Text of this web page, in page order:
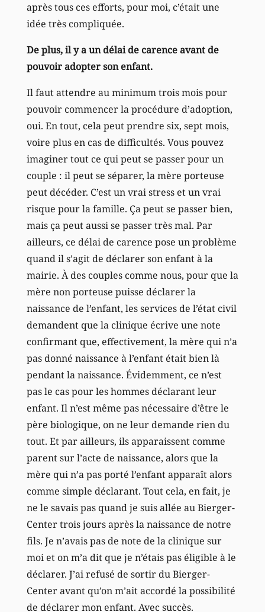
après tous ces efforts, pour moi, c’était une
idée très compliquée.
De plus, il y a un délai de carence avant de
pouvoir adopter son enfant.
Il faut attendre au minimum trois mois pour
pouvoir commencer la procédure d’adoption,
oui. En tout, cela peut prendre six, sept mois,
voire plus en cas de difficultés. Vous pouvez
imaginer tout ce qui peut se passer pour un
couple : il peut se séparer, la mère porteuse
peut décéder. C’est un vrai stress et un vrai
risque pour la famille. Ça peut se passer bien,
mais ça peut aussi se passer très mal. Par
ailleurs, ce délai de carence pose un problème
quand il s’agit de déclarer son enfant à la
mairie. À des couples comme nous, pour que la
mère non porteuse puisse déclarer la
naissance de l’enfant, les services de l’état civil
demandent que la clinique écrive une note
confirmant que, effectivement, la mère qui n’a
pas donné naissance à l’enfant était bien là
pendant la naissance. Évidemment, ce n’est
pas le cas pour les hommes déclarant leur
enfant. Il n’est même pas nécessaire d’être le
père biologique, on ne leur demande rien du
tout. Et par ailleurs, ils apparaissent comme
parent sur l’acte de naissance, alors que la
mère qui n’a pas porté l’enfant apparaît alors
comme simple déclarant. Tout cela, en fait, je
ne le savais pas quand je suis allée au Bierger-
Center trois jours après la naissance de notre
fils. Je n’avais pas de note de la clinique sur
moi et on m’a dit que je n’étais pas éligible à le
déclarer. J’ai refusé de sortir du Bierger-
Center avant qu’on m’ait accordé la possibilité
de déclarer mon enfant. Avec succès.